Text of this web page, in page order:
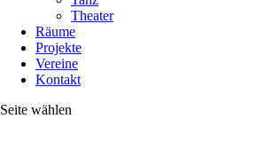
Theater
Räume
Projekte
Vereine
Kontakt
Seite wählen